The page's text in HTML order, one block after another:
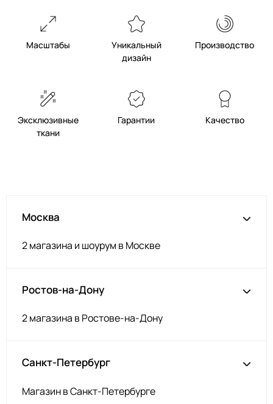
Масштабы
Уникальный
дизайн
Производство
Эксклюзивные
ткани
Гарантии Качество
Москва
2 магазина и шоурум в Москве
Ростов-на-Дону
2 магазина в Ростове-на-Дону
Санкт-Петербург
Магазин в Санкт-Петербурге